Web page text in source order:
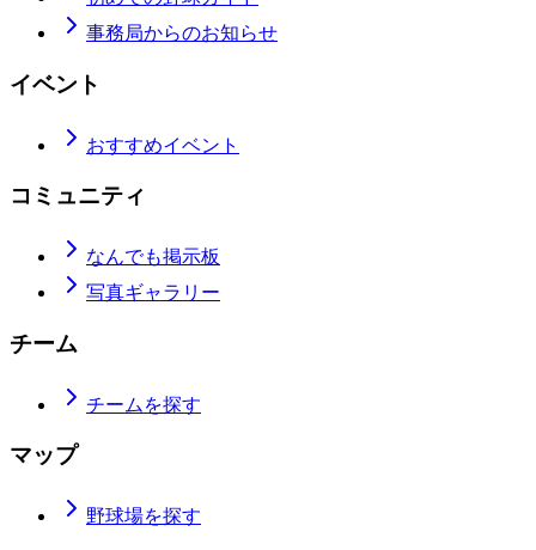
事務局からのお知らせ
イベント
おすすめイベント
コミュニティ
なんでも掲示板
写真ギャラリー
チーム
チームを探す
マップ
野球場を探す